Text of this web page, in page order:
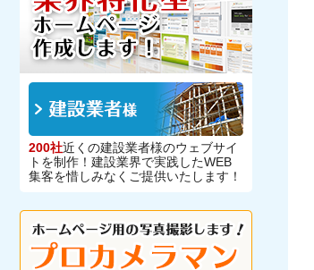
200社近くの建設業者様のウェブサイ
トを制作！建設業界で実践したWEB
集客を惜しみなくご提供いたします！